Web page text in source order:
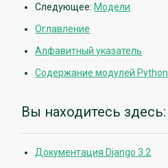
Следующее: Модели
Оглавление
Алфавитный указатель
Содержание модулей Python
Вы находитесь здесь:
Документация Django 3.2